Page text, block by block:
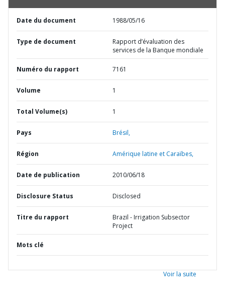
Date du document 1988/05/16
Type de document
Rapport d’évaluation des
services de la Banque mondiale
Numéro du rapport 7161
Volume 1
Total Volume(s) 1
Pays Brésil,
Région Amérique latine et Caraïbes,
Date de publication 2010/06/18
Disclosure Status Disclosed
Titre du rapport
Brazil - Irrigation Subsector
Project
Mots clé
Voir la suite